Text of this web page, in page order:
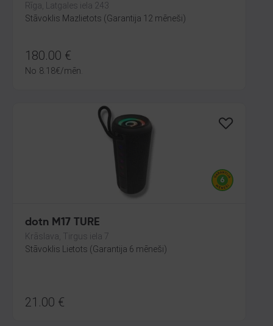
Rīga, Latgales iela 243
Stāvoklis Mazlietots (Garantija 12 mēneši)
180.00 €
No 8.18€/mēn.
dotn M17 TURE
Krāslava, Tirgus iela 7
Stāvoklis Lietots (Garantija 6 mēneši)
21.00 €